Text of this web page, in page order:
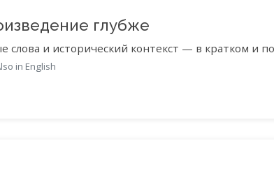
глубже
слова и исторический контекст — в кратком и
in English